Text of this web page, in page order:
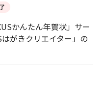
かんたん年賀状」サー
がきクリエイター」の